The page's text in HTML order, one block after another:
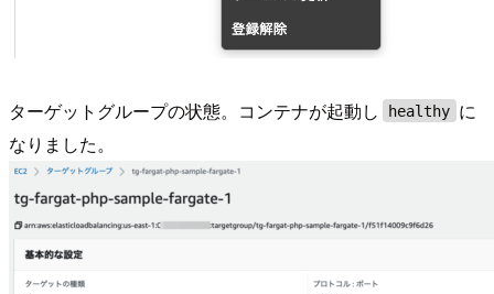
ターゲットグループの状態。コンテナが起動し healthy に
なりました。